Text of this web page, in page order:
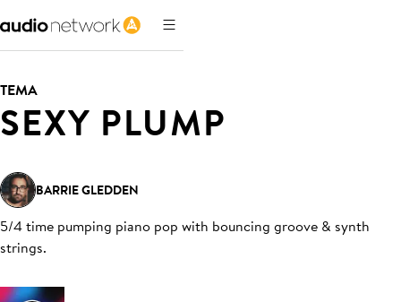
TEMA
SEXY PLUMP
BARRIE GLEDDEN
5/4 time pumping piano pop with bouncing groove & synth
strings.